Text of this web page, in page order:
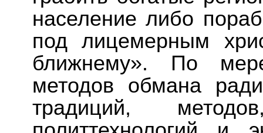
население либо
под лицемерным
ближнему». По
методов обмана
традиций,